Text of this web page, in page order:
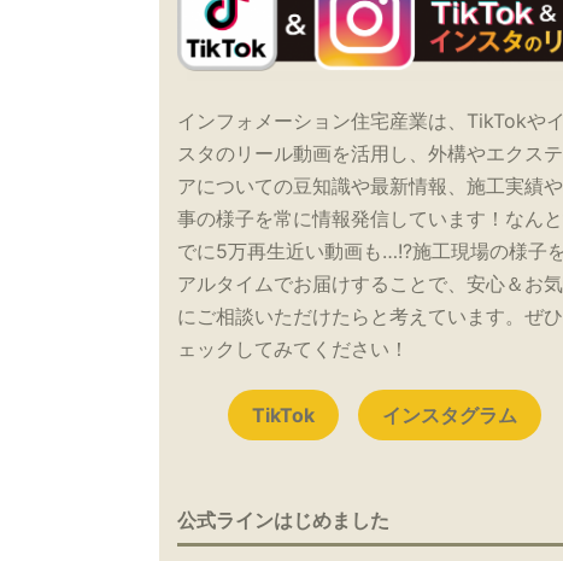
インフォメーション住宅産業は、TikTokや
スタのリール動画を活用し、外構やエクステ
アについての豆知識や最新情報、施工実績
事の様子を常に情報発信しています！なん
でに5万再生近い動画も…!?施工現場の様子
アルタイムでお届けすることで、安心＆お
にご相談いただけたらと考えています。ぜ
ェックしてみてください！
TikTok インスタグラム
公式ラインはじめました